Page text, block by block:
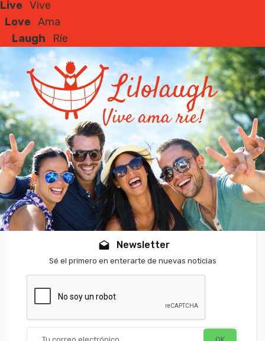
Live Vive
Love Ama
Laugh Ríe
drafts Newsletter
Sé el primero en enterarte de nuevas noticias